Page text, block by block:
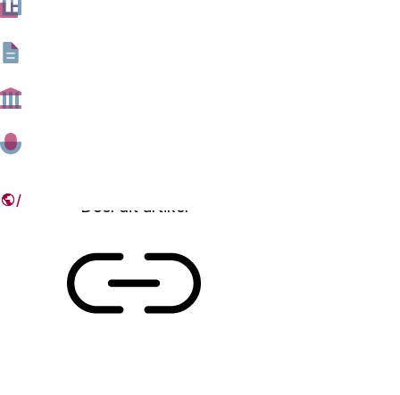
andersom. Online platforms verbinden steeds meer
en experts over de platformeconomie? Wat zijn kansen
en risico’s? Op 16 november 2017 houdt de Tweede
Kamercommissie hierover een rondetafelgesprek.
Deel dit artikel